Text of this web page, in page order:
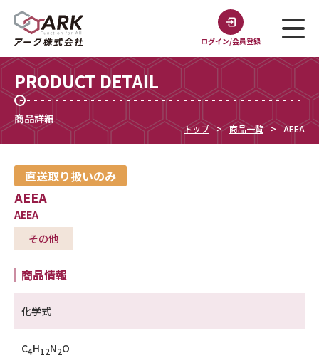
ログイン/会員登録
PRODUCT DETAIL
商品詳細
トップ 商品一覧 AEEA
直送取り扱いのみ
AEEA
AEEA
その他
商品情報
化学式
C4H12N2O